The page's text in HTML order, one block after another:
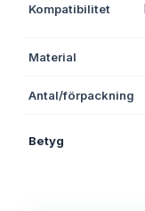
Kompatibilitet
Material
Antal/förpackning
Betyg